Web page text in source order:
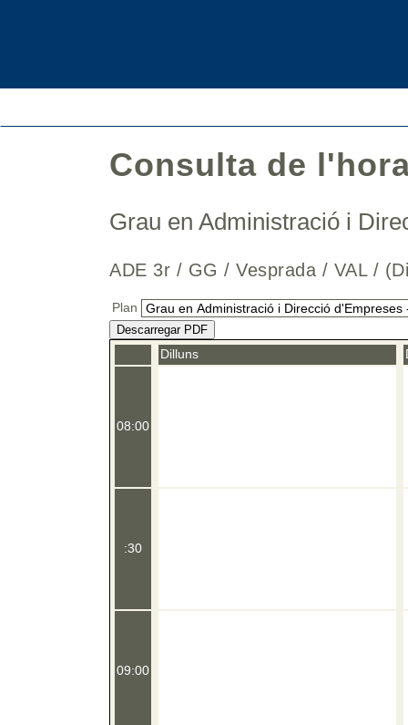
Consulta de
Grau en Administració i
ADE 3r / GG / Vesprada / VAL /
Plan
Descarregar PDF
08:00
:30
09:00
Dilluns